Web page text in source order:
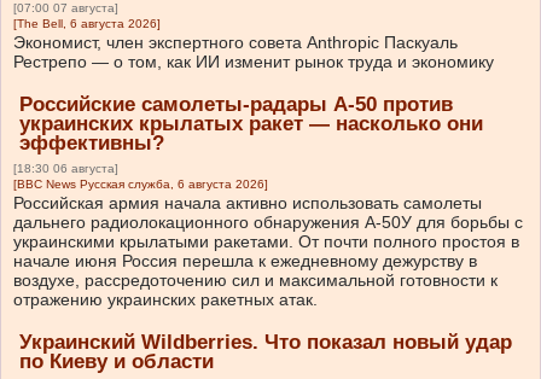
[07:00 07 августа]
[The Bell, 6 августа 2026]
Экономист, член экспертного совета Anthropic Паскуаль
Рестрепо — о том, как ИИ изменит рынок труда и экономику
Российские самолеты-радары А-50 против
украинских крылатых ракет — насколько они
эффективны?
[18:30 06 августа]
[BBC News Русская служба, 6 августа 2026]
Российская армия начала активно использовать самолеты
дальнего радиолокационного обнаружения А-50У для борьбы с
украинскими крылатыми ракетами. От почти полного простоя в
начале июня Россия перешла к ежедневному дежурству в
воздухе, рассредоточению сил и максимальной готовности к
отражению украинских ракетных атак.
Украинский Wildberries. Что показал новый удар
по Киеву и области